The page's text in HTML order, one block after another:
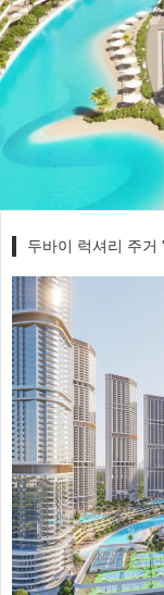
두바이 럭셔리 주